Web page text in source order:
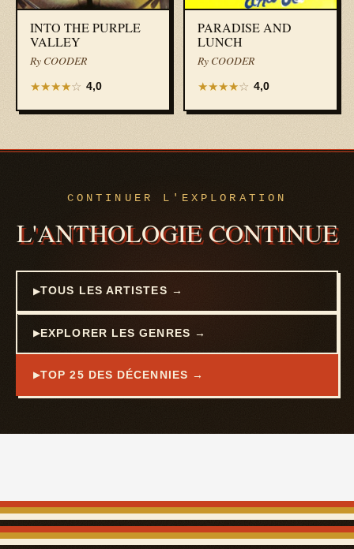
INTO THE PURPLE
VALLEY
Ry COODER
★★★★☆ 4,0
PARADISE AND
LUNCH
Ry COODER
★★★★☆ 4,0
CONTINUER L'EXPLORATION
L'ANTHOLOGIE CONTINUE
TOUS LES ARTISTES →
EXPLORER LES GENRES →
TOP 25 DES DÉCENNIES →